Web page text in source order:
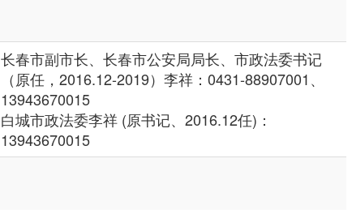
长春市副市长、长春市公安局局长、市政法委书记
（原任，2016.12-2019）李祥：0431-88907001、
13943670015
白城市政法委李祥 (原书记、2016.12任)：
13943670015